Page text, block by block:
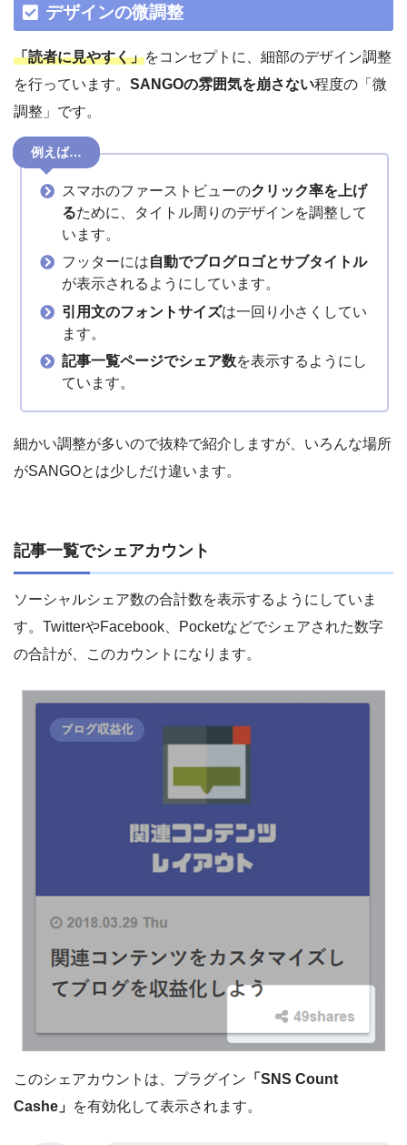
デザインの微調整
「読者に見やすく」をコンセプトに、細部のデザイン調整
を行っています。 SANGOの雰囲気を崩さない程度の「微
調整」です。
例えば…
スマホのファーストビューのクリック率を上げ
るために、タイトル周りのデザインを調整して
います。
フッターには自動でブログロゴとサブタイトル
が表示されるようにしています。
引用文のフォントサイズは一回り小さくしてい
ます。
記事一覧ページでシェア数を表示するようにし
ています。
細かい調整が多いので抜粋で紹介しますが、いろんな場所
がSANGOとは少しだけ違います。
記事一覧でシェアカウント
ソーシャルシェア数の合計数を表示するようにしていま
す。TwitterやFacebook、Pocketなどでシェアされた数字
の合計が、このカウントになります。
このシェアカウントは、プラグイン 「SNS Count
Cashe」 を有効化して表示されます。